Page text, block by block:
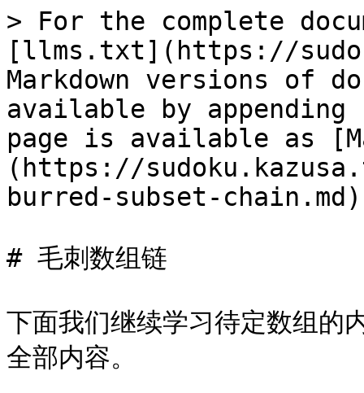
> For the complete
[llms.txt](https://
Markdown versions of
available by
page is available as
(https://
burred-subset-
# 毛刺数组链
下面我们继续学习待定数组的
全部内容。